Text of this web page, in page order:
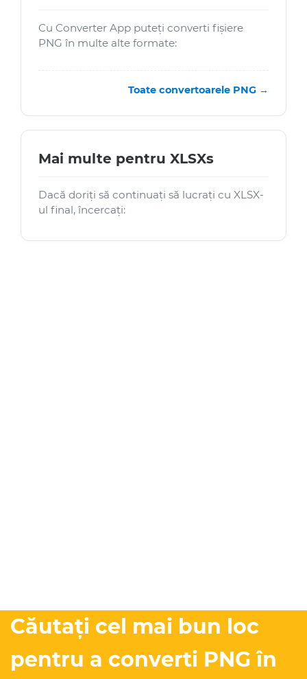
Cu Converter App puteți converti fișiere
PNG în multe alte formate:
Toate convertoarele PNG →
Mai multe pentru XLSXs
Dacă doriți să continuați să lucrați cu XLSX-
ul final, încercați:
Căutați cel mai bun loc
pentru a converti PNG în